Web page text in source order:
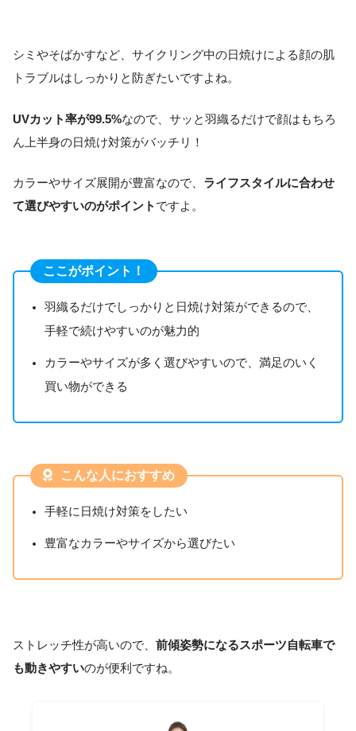
シミやそばかすなど、サイクリング中の日焼けによる顔の肌
トラブルはしっかりと防ぎたいですよね。
UVカット率が99.5%なので、サッと羽織るだけで顔はもちろ
ん上半身の日焼け対策がバッチリ！
カラーやサイズ展開が豊富なので、 ライフスタイルに合わせ
て選びやすいのがポイント ですよ。
ここがポイント！
羽織るだけでしっかりと日焼け対策ができるので、
手軽で続けやすいのが魅力的
カラーやサイズが多く選びやすいので、満足のいく
買い物ができる
こんな人におすすめ
手軽に日焼け対策をしたい
豊富なカラーやサイズから選びたい
ストレッチ性が高いので、 前傾姿勢になるスポーツ自転車で
も動きやすいのが便利ですね。